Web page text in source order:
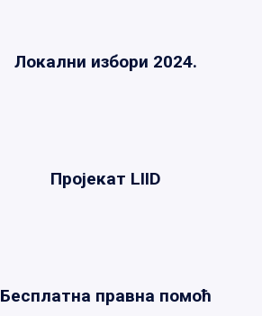
Локални избори 2024.
Пројекат LIID
Бесплатна правна помоћ